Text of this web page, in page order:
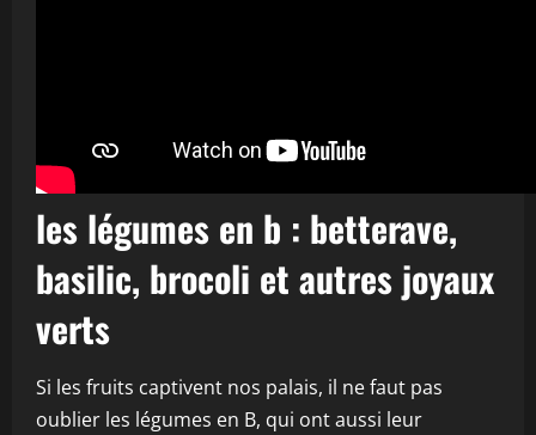
les légumes en b : betterave,
basilic, brocoli et autres joyaux
verts
Si les fruits captivent nos palais, il ne faut pas
oublier les légumes en B, qui ont aussi leur